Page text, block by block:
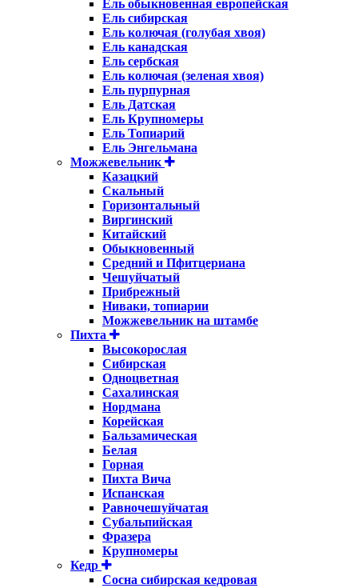
Ель обыкновенная европейская
Ель сибирская
Ель колючая (голубая хвоя)
Ель канадская
Ель сербская
Ель колючая (зеленая хвоя)
Ель пурпурная
Ель Датская
Ель Крупномеры
Ель Топиарий
Ель Энгельмана
Можжевельник
Казацкий
Скальный
Горизонтальный
Виргинский
Китайский
Обыкновенный
Средний и Пфитцериана
Чешуйчатый
Прибрежный
Ниваки, топиарии
Можжевельник на штамбе
Пихта
Высокорослая
Сибирская
Одноцветная
Сахалинская
Нордмана
Корейская
Бальзамическая
Белая
Горная
Пихта Вича
Испанская
Равночешуйчатая
Субальпийская
Фразера
Крупномеры
Кедр
Сосна сибирская кедровая